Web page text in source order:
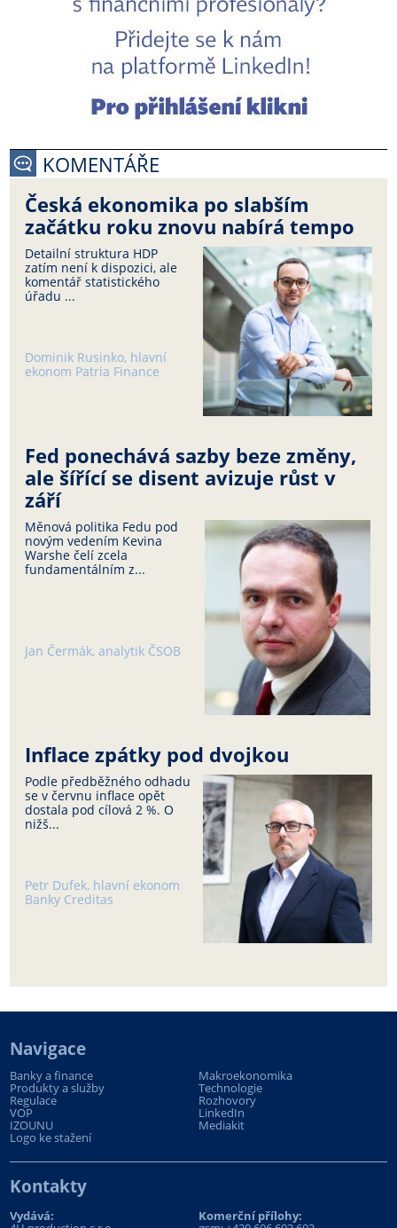
KOMENTÁŘE
Česká ekonomika po slabším
začátku roku znovu nabírá tempo
Detailní struktura HDP
zatím není k dispozici, ale
komentář statistického
úřadu ...
Dominik Rusinko, hlavní
ekonom Patria Finance
Fed ponechává sazby beze změny,
ale šířící se disent avizuje růst v
září
Měnová politika Fedu pod
novým vedením Kevina
Warshe čelí zcela
fundamentálním z...
Jan Čermák, analytik ČSOB
Inflace zpátky pod dvojkou
Podle předběžného odhadu
se v červnu inflace opět
dostala pod cílová 2 %. O
nižš...
Petr Dufek, hlavní ekonom
Banky Creditas
Navigace
Banky a finance Makroekonomika
Produkty a služby Technologie
Regulace Rozhovory
VOP LinkedIn
IZOUNU Mediakit
Logo ke stažení
Kontakty
Vydává: Komerční přílohy: